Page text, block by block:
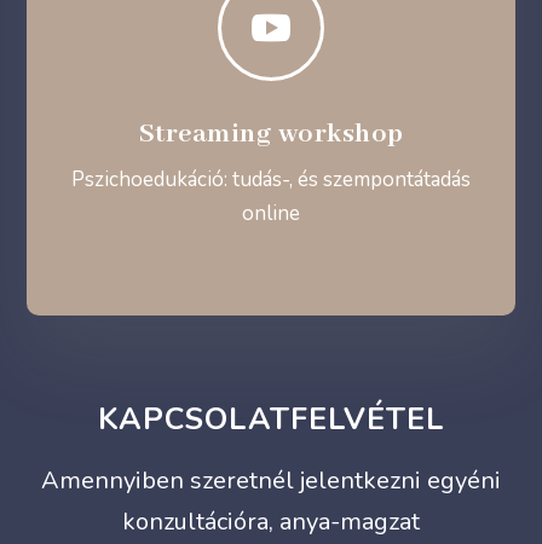

Streaming workshop
Pszichoedukáció: tudás-, és szempontátadás
online
KAPCSOLATFELVÉTEL
Amennyiben szeretnél jelentkezni egyéni
konzultációra, anya-magzat